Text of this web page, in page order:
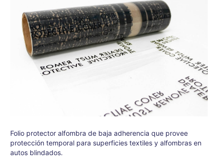
Folio protector alfombra de baja adherencia que provee
protección temporal para superficies textiles y alfombras en
autos blindados.